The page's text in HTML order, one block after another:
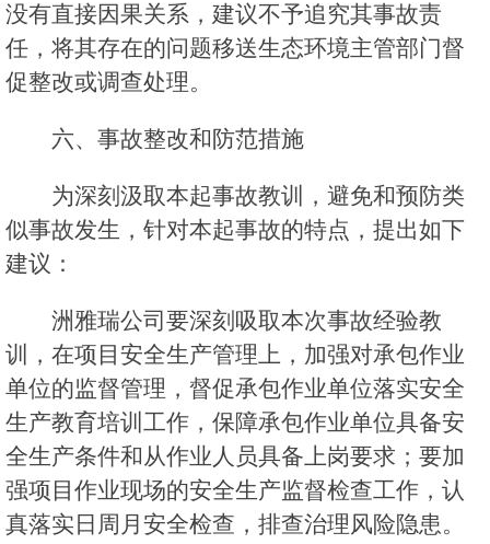
没有直接因果关系，建议不予追究其事故责
任，将其存在的问题移送生态环境主管部门督
促整改或调查处理。
六、事故整改和防范措施
为深刻汲取本起事故教训，避免和预防类
似事故发生，针对本起事故的特点，提出如下
建议：
洲雅瑞公司要深刻吸取本次事故经验教
训，在项目安全生产管理上，加强对承包作业
单位的监督管理，督促承包作业单位落实安全
生产教育培训工作，保障承包作业单位具备安
全生产条件和从作业人员具备上岗要求；要加
强项目作业现场的安全生产监督检查工作，认
真落实日周月安全检查，排查治理风险隐患。